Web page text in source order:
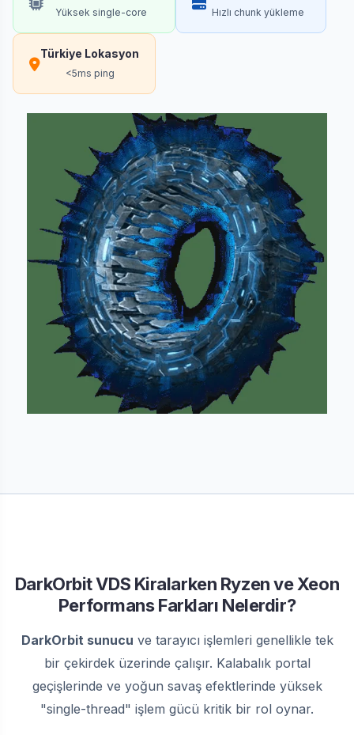
Yüksek single-core Hızlı chunk yükleme
Türkiye Lokasyon
<5ms ping
DarkOrbit VDS Kiralarken Ryzen ve Xeon
Performans Farkları Nelerdir?
DarkOrbit sunucu ve tarayıcı işlemleri genellikle tek
bir çekirdek üzerinde çalışır. Kalabalık portal
geçişlerinde ve yoğun savaş efektlerinde yüksek
"single-thread" işlem gücü kritik bir rol oynar.